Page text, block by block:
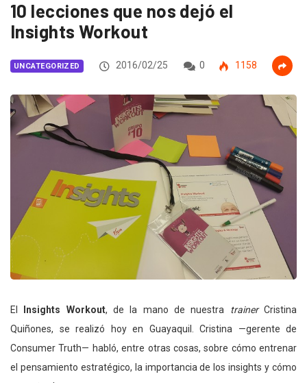
10 lecciones que nos dejó el
Insights Workout
UNCATEGORIZED 2016/02/25 0 1158
El Insights Workout, de la mano de nuestra trainerCristina
Quiñones, se realizó hoy en Guayaquil. Cristina —gerente de
Consumer Truth— habló, entre otras cosas, sobre cómo entrenar
el pensamiento estratégico, la importancia de los insights y cómo